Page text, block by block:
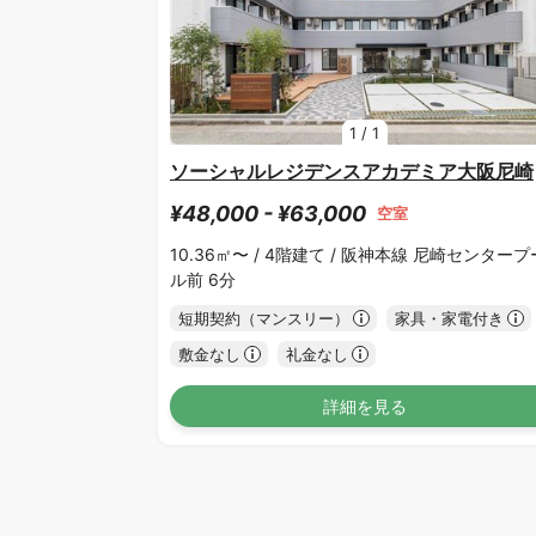
1 /1
ソーシャルレジデンスアカデミア大阪尼崎
¥48,000 - ¥63,000 空室
10.36㎡〜 / 4階建て / 阪神本線 尼崎センタープ
ル前 6分
短期契約（マンスリー）
家具・家電付き
敷金なし
礼金なし
詳細を見る